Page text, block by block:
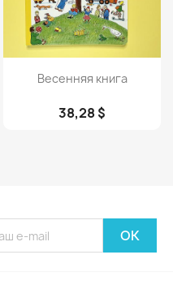
Просмотр
Весенняя книга
38,28 $